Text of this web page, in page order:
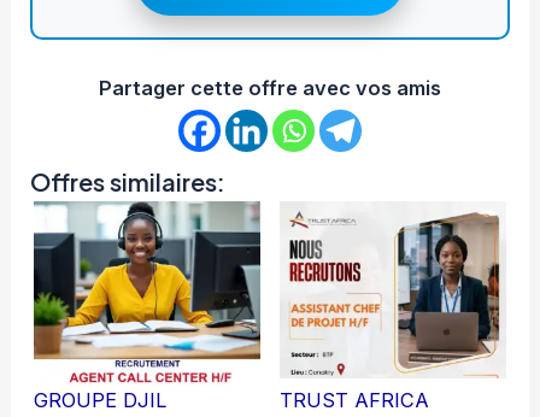
Partager cette offre avec vos amis
Offres similaires:
GROUPE DJIL
TRUST AFRICA